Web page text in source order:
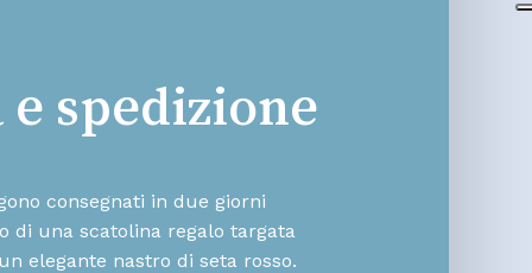
e spedizione
consegnati in due giorni
di una scatolina regalo targata
elegante nastro di seta rosso.